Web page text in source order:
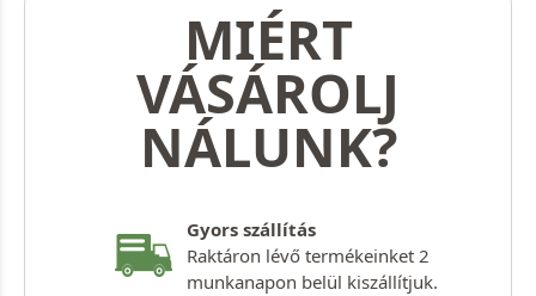
MIÉRT
VÁSÁROLJ
NÁLUNK?
Gyors szállítás
Raktáron lévő termékeinket 2
munkanapon belül kiszállítjuk.